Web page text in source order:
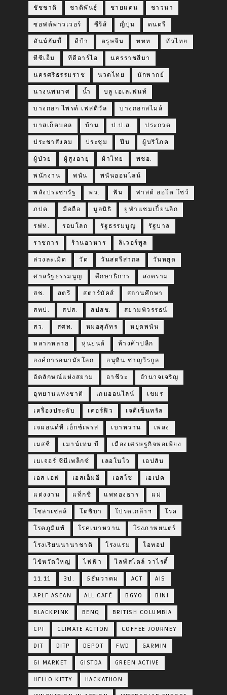
ชัชชาติ ชาติพันธุ์ ชายแดน ชาวนา
ซอฟต์พาวเวอร์ ซีรีส์ ญี่ปุ่น ดนตรี
ดันน์ฮัมบี้ ดีป้า ตรุษจีน ททท. ทั่วไทย
ทีซีเอ็ม ทีดีอาร์ไอ นครราชสีมา
นครศรีธรรมราช นวดไทย นักพากย์
นางนพมาศ น้ำ บลู เอเลเฟ่นท์
บางกอก ไพรด์ เฟสติวัล บางกอกสไมล์
บาสเก็ตบอล บ้าน ป.ป.ส. ประกวด
ประชาสังคม ประชุม ปืน ผู้บริโภค
ผู้ป่วย ผู้สูงอายุ ผ้าไทย พชอ.
พนักงาน พนัน พนันออนไลน์
พลังประชารัฐ พว. ฟัน ฟาสต์ ออโต โชว์
ภปค. มือถือ มูลนิธิ ยูฟ่าแชมเปี้ยนลีก
รฟท. รอบโลก รัฐธรรมนูญ รัฐบาล
ราชการ ร้านอาหาร ลิเวอร์พูล
ล่วงละเมิด วัด วันสตรีสากล วันหยุด
ศาลรัฐธรรมนูญ ศึกษาธิการ สงคราม
สช. สตรี สตาร์บัคส์ สถานศึกษา
สทป. สปส. สปสช. สยามพิวรรธน์
สว. สศท. หมอสุภัทร หยุดพนัน
หลากหลาย หุ่นยนต์ ห้างค้าปลีก
องค์การอนามัยโลก อนุทิน ชาญวีรกูล
อัตลักษณ์แห่งสยาม อาชีวะ อำนาจเจริญ
อุทยานแห่งชาติ เกมออนไลน์ เขมร
เครื่องประดับ เคอร์ฟิว เจดีเซ็นทรัล
เจแอนด์ที เอ็กซ์เพรส เบาหวาน เพลง
เมสซี่ เมาน์เท่น บี เมืองเศรษฐกิจพอเพียง
เมเจอร์ ซีนีเพล็กซ์ เลอโนโว เอปสัน
เอส เอฟ เอสเอ็มอี เอสโซ่ เอเปค
แต่งงาน แท็กซี่ แพทองธาร แม่
โซล่าเซลล์ โตชิบา โปรดเกล้าฯ โรค
โรคภูมิแพ้ โรคเบาหวาน โรงภาพยนตร์
โรงเรียนนานาชาติ โรงแรม โอทอป
ไข้หวัดใหญ่ ไฟฟ้า ไลฟ์สไตล์ วาไรตี้
11.11 3ป. 5ธันวาคม ACT AIS
APLF ASEAN ALL CAFÉ BGYO BINI
BLACKPINK BENQ BRITISH COLUMBIA
CPI CLIMATE ACTION COFFEE JOURNEY
DIT DITP DEPOT FWD GARMIN
GI MARKET GISTDA GREEN ACTIVE
HELLO KITTY HACKATHON